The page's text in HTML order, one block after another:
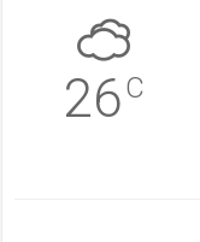
26C